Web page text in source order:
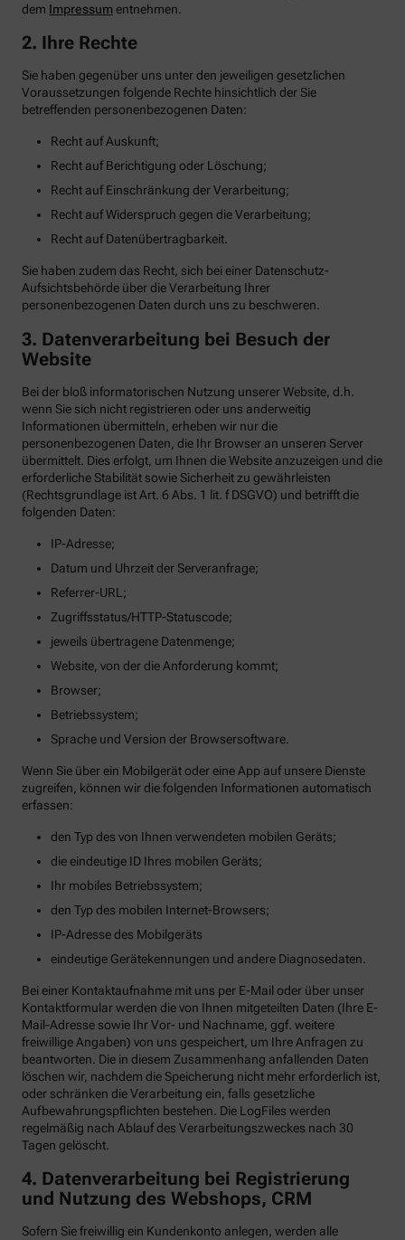
dem Impressum entnehmen.
2. Ihre Rechte
Sie haben gegenüber uns unter den jeweiligen gesetzlichen
Voraussetzungen folgende Rechte hinsichtlich der Sie
betreffenden personenbezogenen Daten:
Recht auf Auskunft;
Recht auf Berichtigung oder Löschung;
Recht auf Einschränkung der Verarbeitung;
Recht auf Widerspruch gegen die Verarbeitung;
Recht auf Datenübertragbarkeit.
Sie haben zudem das Recht, sich bei einer Datenschutz-
Aufsichtsbehörde über die Verarbeitung Ihrer
personenbezogenen Daten durch uns zu beschweren.
3. Datenverarbeitung bei Besuch der
Website
Bei der bloß informatorischen Nutzung unserer Website, d.h.
wenn Sie sich nicht registrieren oder uns anderweitig
Informationen übermitteln, erheben wir nur die
personenbezogenen Daten, die Ihr Browser an unseren Server
übermittelt. Dies erfolgt, um Ihnen die Website anzuzeigen und die
erforderliche Stabilität sowie Sicherheit zu gewährleisten
(Rechtsgrundlage ist Art. 6 Abs. 1 lit. f DSGVO) und betrifft die
folgenden Daten:
IP-Adresse;
Datum und Uhrzeit der Serveranfrage;
Referrer-URL;
Zugriffsstatus/HTTP-Statuscode;
jeweils übertragene Datenmenge;
Website, von der die Anforderung kommt;
Browser;
Betriebssystem;
Sprache und Version der Browsersoftware.
Wenn Sie über ein Mobilgerät oder eine App auf unsere Dienste
zugreifen, können wir die folgenden Informationen automatisch
erfassen:
den Typ des von Ihnen verwendeten mobilen Geräts;
die eindeutige ID Ihres mobilen Geräts;
Ihr mobiles Betriebssystem;
den Typ des mobilen Internet-Browsers;
IP-Adresse des Mobilgeräts
eindeutige Gerätekennungen und andere Diagnosedaten.
Bei einer Kontaktaufnahme mit uns per E-Mail oder über unser
Kontaktformular werden die von Ihnen mitgeteilten Daten (Ihre E-
Mail-Adresse sowie Ihr Vor- und Nachname, ggf. weitere
freiwillige Angaben) von uns gespeichert, um Ihre Anfragen zu
beantworten. Die in diesem Zusammenhang anfallenden Daten
löschen wir, nachdem die Speicherung nicht mehr erforderlich ist,
oder schränken die Verarbeitung ein, falls gesetzliche
Aufbewahrungspflichten bestehen. Die LogFiles werden
regelmäßig nach Ablauf des Verarbeitungszweckes nach 30
Tagen gelöscht.
4. Datenverarbeitung bei Registrierung
und Nutzung des Webshops, CRM
Sofern Sie freiwillig ein Kundenkonto anlegen, werden alle